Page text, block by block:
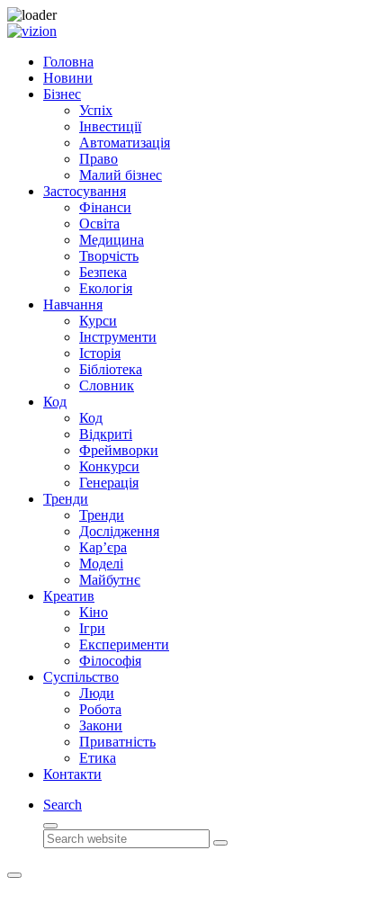
Skip to content
Головна
Новини
Бізнес
Успіх
Інвестиції
Автоматизація
Право
Малий бізнес
Застосування
Фінанси
Освіта
Медицина
Творчість
Безпека
Екологія
Навчання
Курси
Інструменти
Історія
Бібліотека
Словник
Код
Код
Відкриті
Фреймворки
Конкурси
Генерація
Тренди
Тренди
Дослідження
Кар’єра
Моделі
Майбутнє
Креатив
Кіно
Ігри
Експерименти
Філософія
Суспільство
Люди
Робота
Закони
Приватність
Етика
Контакти
Search
Search